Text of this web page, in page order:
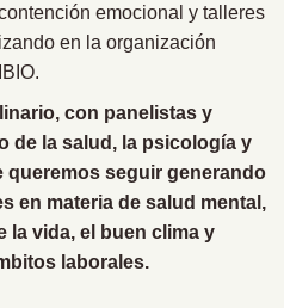
emocional y talleres
en la organización
con panelistas y
de la salud, la psicología y
queremos seguir generando
en materia de salud mental,
la vida, el buen clima y
laborales.